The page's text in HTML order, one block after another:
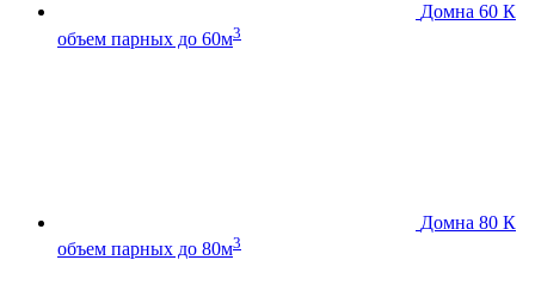
Домна 60 К
объем парных до 60м3
Домна 80 К
объем парных до 80м3